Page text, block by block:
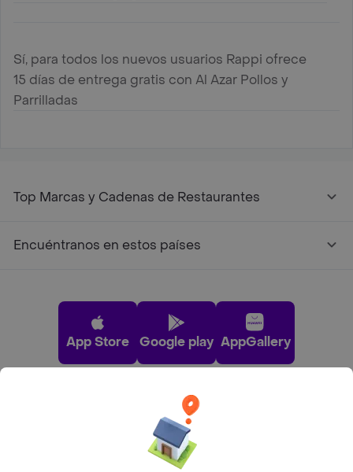
Sí, para todos los nuevos usuarios Rappi ofrece
15 días de entrega gratis con Al Azar Pollos y
Parrilladas
Top Marcas y Cadenas de Restaurantes
Encuéntranos en estos países
App Store Google play AppGallery
Pide tu comida favorita cerca de ti